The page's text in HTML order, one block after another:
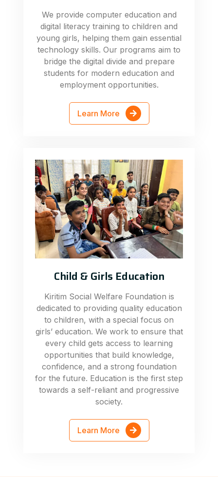
We provide computer education and
digital literacy training to children and
young girls, helping them gain essential
technology skills. Our programs aim to
bridge the digital divide and prepare
students for modern education and
employment opportunities.
Learn More
Child & Girls Education
Kiritim Social Welfare Foundation is
dedicated to providing quality education
to children, with a special focus on
girls’ education. We work to ensure that
every child gets access to learning
opportunities that build knowledge,
confidence, and a strong foundation
for the future. Education is the first step
towards a self-reliant and progressive
society.
Learn More